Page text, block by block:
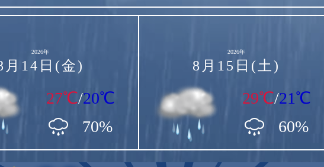
2026年
月14日(金)
27℃/20℃
70%
2026年
8月15日(土)
29℃/21℃
60%